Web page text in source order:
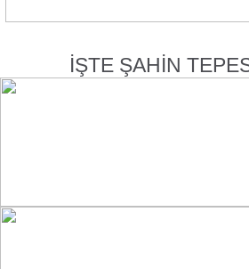
İŞTE ŞAHİN TEPESİ